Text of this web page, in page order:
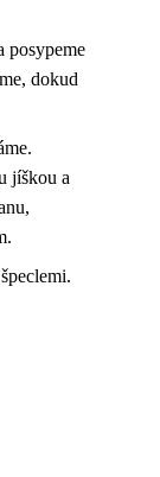
posypeme
dokud
jíškou a